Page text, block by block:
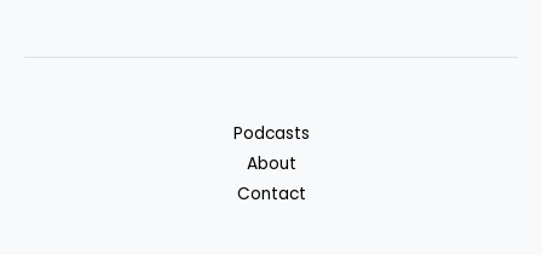
Podcasts
About
Contact